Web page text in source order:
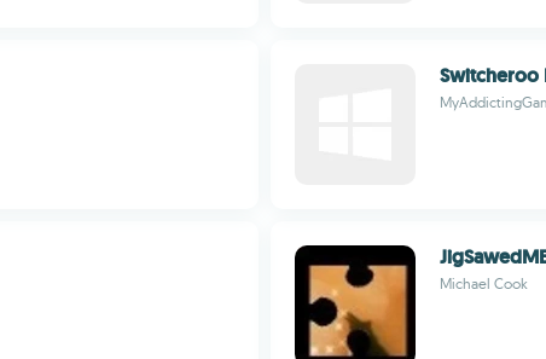
Switcheroo
Michael Cook